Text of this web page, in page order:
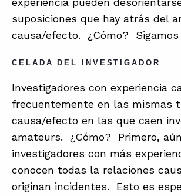
suposiciones que hay atrás del
causa/efecto. ¿Cómo?
CELADA DEL INVESTIGADOR
Investigadores con experiencia
frecuentemente en las mismas
causa/efecto en las que caen
amateurs. ¿Cómo? Primero,
investigadores con más
conocen todas la relaciones
originan incidentes. Esto es